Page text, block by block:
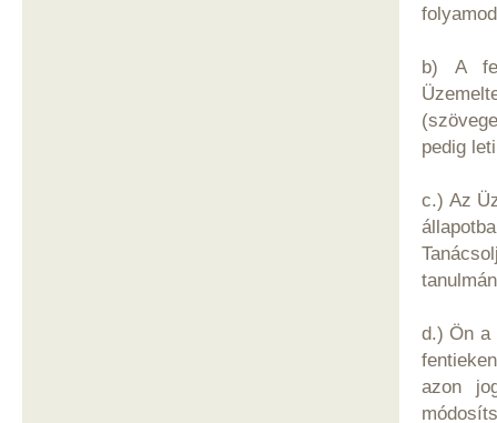
b) A
pedig
c.) Az
d.) Ön a
azon